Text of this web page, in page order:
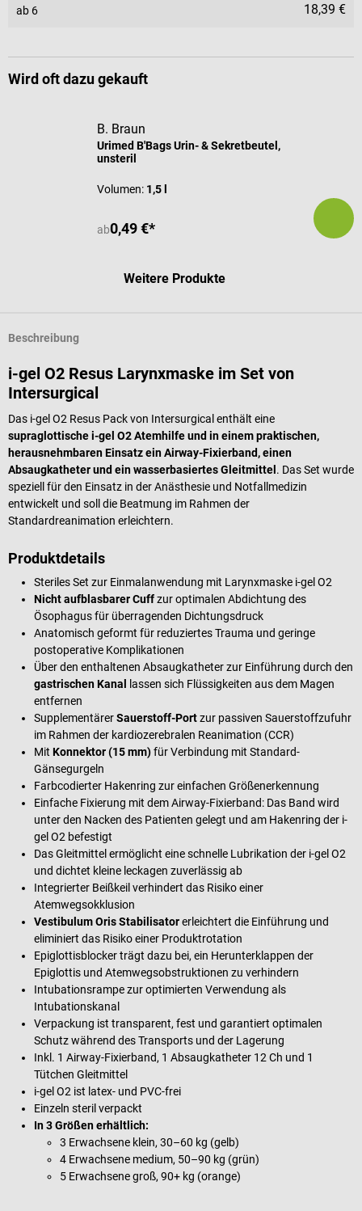
ab 6 18,39 €
Wird oft dazu gekauft
B. Braun
Urimed B'Bags Urin- & Sekretbeutel,
unsteril
Volumen: 1,5 l
ab0,49 €*
Weitere Produkte
Beschreibung
i-gel O2 Resus Larynxmaske im Set von
Intersurgical
Das i-gel O2 Resus Pack von Intersurgical enthält eine
supraglottische i-gel O2 Atemhilfe und in einem praktischen,
herausnehmbaren Einsatz ein Airway-Fixierband, einen
Absaugkatheter und ein wasserbasiertes Gleitmittel . Das Set wurde
speziell für den Einsatz in der Anästhesie und Notfallmedizin
entwickelt und soll die Beatmung im Rahmen der
Standardreanimation erleichtern.
Produktdetails
Steriles Set zur Einmalanwendung mit Larynxmaske i-gel O2
Nicht aufblasbarer Cuffzur optimalen Abdichtung des
Ösophagus für überragenden Dichtungsdruck
Anatomisch geformt für reduziertes Trauma und geringe
postoperative Komplikationen
Über den enthaltenen Absaugkatheter zur Einführung durch den
gastrischen Kanal
lassen sich Flüssigkeiten aus dem Magen
entfernen
SupplementärerSauerstoff-Portzur passiven Sauerstoffzufuhr
im Rahmen der kardiozerebralen Reanimation (CCR)
Mit Konnektor (15 mm)für Verbindung mit Standard-
Gänsegurgeln
Farbcodierter Hakenring zur einfachen Größenerkennung
Einfache Fixierung mit dem Airway-Fixierband: Das Band wird
unter den Nacken des Patienten gelegt und am Hakenring der i-
gel O2 befestigt
Das Gleitmittel ermöglicht eine schnelle Lubrikation der i-gel O2
und dichtet kleine leckagen zuverlässig ab
Integrierter Beißkeil verhindert das Risiko einer
Atemwegsokklusion
Vestibulum Oris Stabilisatorerleichtert die Einführung und
eliminiert das Risiko einer Produktrotation
Epiglottisblocker trägt dazu bei, ein Herunterklappen der
Epiglottis und Atemwegsobstruktionen zu verhindern
Intubationsrampe zur optimierten Verwendung als
Intubationskanal
Verpackung ist transparent, fest und garantiert optimalen
Schutz während des Transports und der Lagerung
Inkl. 1 Airway-Fixierband, 1 Absaugkatheter 12 Ch und 1
Tütchen Gleitmittel
i-gel O2 ist latex- und PVC-frei
Einzeln steril verpackt
In 3 Größen erhältlich:
3 Erwachsene klein, 30–60 kg (gelb)
4 Erwachsene medium, 50–90 kg (grün)
5 Erwachsene groß, 90+ kg (orange)